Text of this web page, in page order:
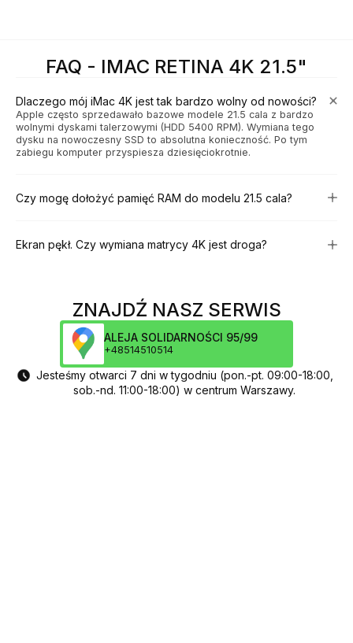
FAQ - IMAC RETINA 4K 21.5"
Dlaczego mój iMac 4K jest tak bardzo wolny od nowości?
Apple często sprzedawało bazowe modele 21.5 cala z bardzo
wolnymi dyskami talerzowymi (HDD 5400 RPM). Wymiana tego
dysku na nowoczesny SSD to absolutna konieczność. Po tym
zabiegu komputer przyspiesza dziesięciokrotnie.
Czy mogę dołożyć pamięć RAM do modelu 21.5 cala?
Ekran pękł. Czy wymiana matrycy 4K jest droga?
ZNAJDŹ NASZ SERWIS
ALEJA SOLIDARNOŚCI 95/99
+48514510514
Jesteśmy otwarci 7 dni w tygodniu (pon.-pt. 09:00-18:00,
sob.-nd. 11:00-18:00) w centrum Warszawy.